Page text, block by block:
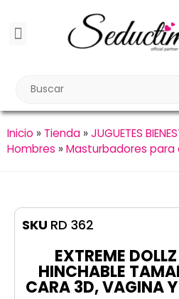
Inicio » Tienda »JUGUETES
Hombres »Masturbadores para
SKU RD 362
EXTREME
HINCHABLE
CARA 3D, VAGINA